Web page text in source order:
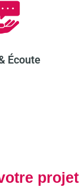
Écoute​
projet